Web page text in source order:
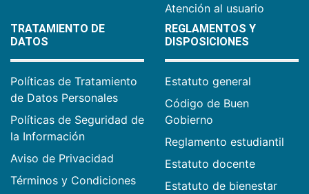
Atención al usuario
TRATAMIENTO DE
DATOS
Políticas de Tratamiento
de Datos Personales
Políticas de Seguridad de
la Información
Aviso de Privacidad
Términos y Condiciones
REGLAMENTOS Y
DISPOSICIONES
Estatuto general
Código de Buen
Gobierno
Reglamento estudiantil
Estatuto docente
Estatuto de bienestar